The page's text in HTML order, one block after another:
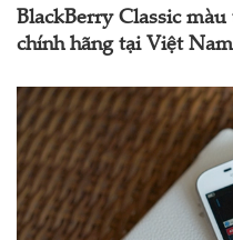
BlackBerry Classic
chính hãng tại Việt